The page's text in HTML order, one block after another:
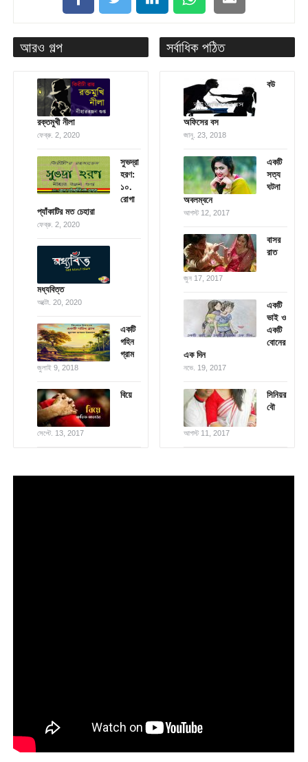
আরও গল্প
রক্তমুখী নীলা
ফেব্রু. 2, 2020
সুভদ্রা
হরণ:
১০.
রোগা
প্যাঁকাটির মত চেহারা
ফেব্রু. 2, 2020
মধ্যবিত্ত
অক্টো. 20, 2020
একটি
গহিন
গ্রাম
জুলাই 9, 2018
বিয়ে
সেপ্টে. 13, 2017
সর্বাধিক পঠিত
বউ
অফিসের বস
জানু. 23, 2018
একটি
সত্য
ঘটনা
অবলম্বনে
আগস্ট 12, 2017
বাসর
রাত
জুন 17, 2017
একটি
ভাই ও
একটি
বোনের
এক দিন
নভে. 19, 2017
সিনিয়র
বৌ
আগস্ট 11, 2017